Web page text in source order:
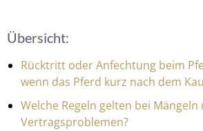
Übersicht:
Rücktritt oder Anfechtung beim
wenn das Pferd kurz nach dem
Welche Regeln gelten bei Mängeln
Vertragsproblemen?